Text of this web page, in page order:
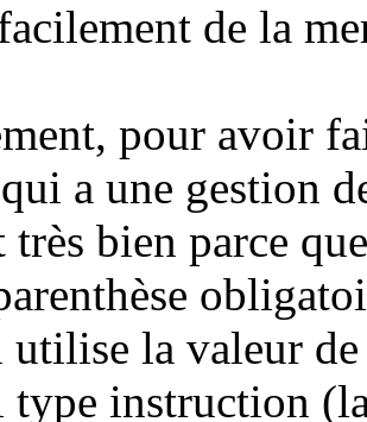
de la
pour avoir
a une gestion
très bien parce
utilise la valeur
type instruction